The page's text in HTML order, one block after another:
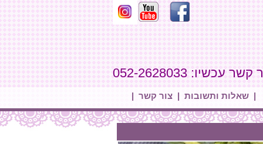
עכשיו: 052-2628033
| שאלות ותשובות | צור קשר |